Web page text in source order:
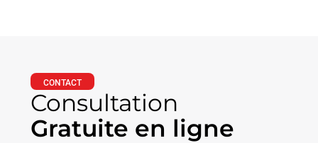
CONTACT
Consultation
Gratuite en ligne